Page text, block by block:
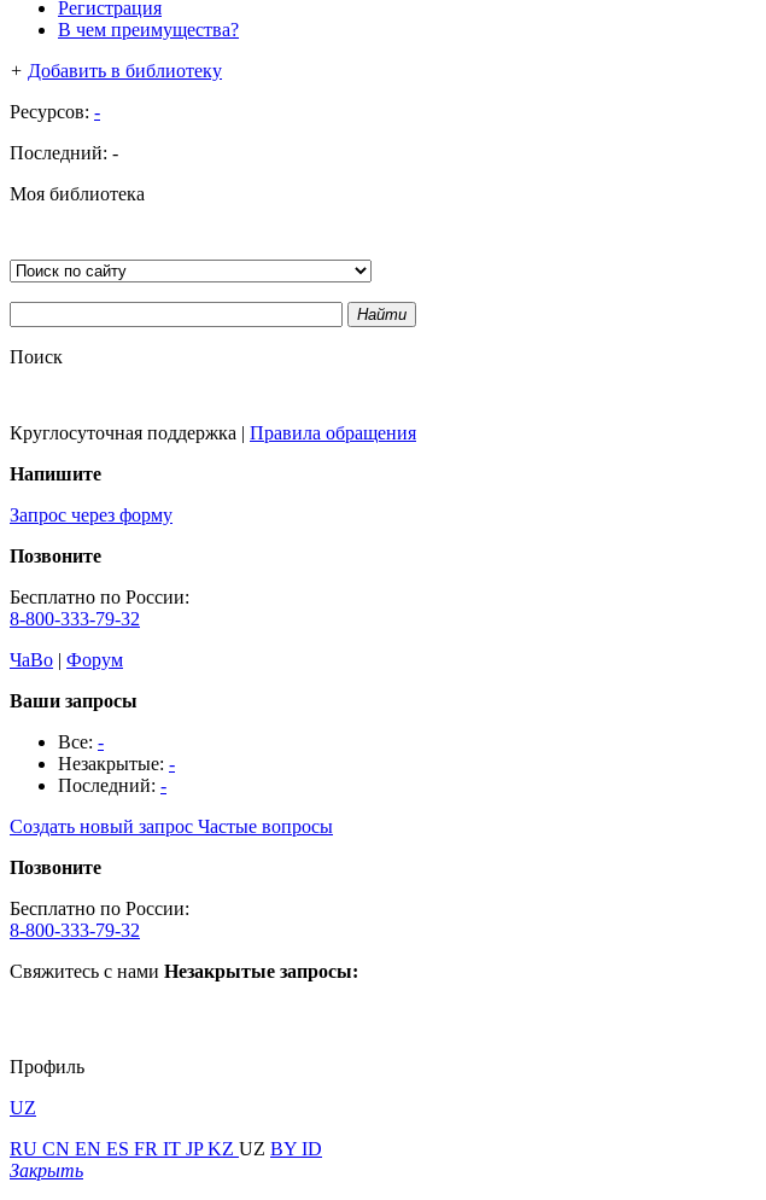
Регистрация
В чем преимущества?
+ Добавить в библиотеку
Ресурсов: -
Последний: -
Моя библиотека
Найти
Поиск
Круглосуточная поддержка | Правила обращения
Напишите
Запрос через форму
Позвоните
Бесплатно по России:
8-800-333-79-32
ЧаВо | Форум
Ваши запросы
Все: -
Незакрытые: -
Последний: -
Создать новый запрос Частые вопросы
Позвоните
Бесплатно по России:
8-800-333-79-32
Свяжитесь с нами Незакрытые запросы:
Профиль
UZ
RU CN EN ES FR IT JPKZ UZ BY ID
Закрыть